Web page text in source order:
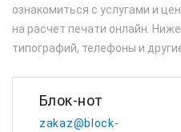
ознакомиться с услугами и
на расчет печати онлайн.
типографий, телефоны и
Блок-нот
zakaz@block-